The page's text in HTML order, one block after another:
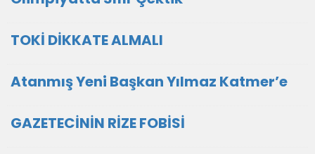
TOKİ DİKKATE ALMALI
Atanmış Yeni Başkan Yılmaz Katmer’e
GAZETECİNİN RİZE FOBİSİ